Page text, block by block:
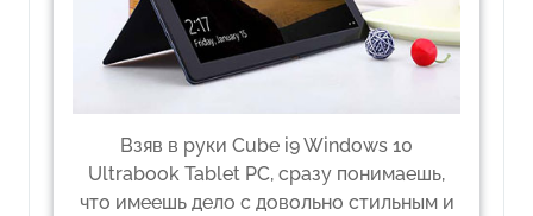
Взяв в руки Cube i9 Windows 10
Ultrabook Tablet PC, сразу понимаешь,
что имеешь дело с довольно стильным и